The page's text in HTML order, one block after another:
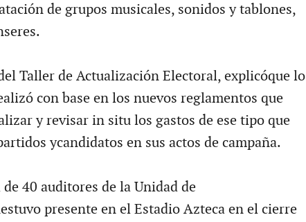
de grupos musicales, sonidos y tablones,
Taller de Actualización Electoral, explicóque lo
con base en los nuevos reglamentos que
y revisar in situ los gastos de ese tipo que
ycandidatos en sus actos de campaña.
40 auditores de la Unidad de
presente en el Estadio Azteca en el cierre